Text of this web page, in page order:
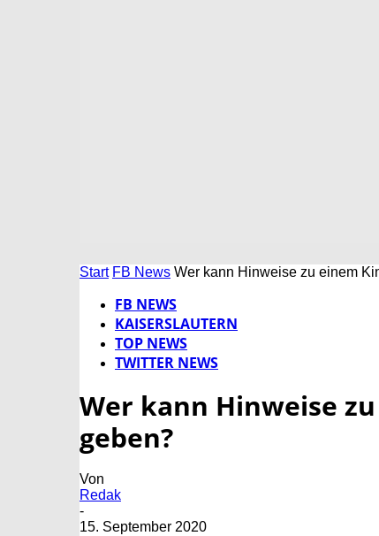
Start FB News Wer kann Hinweise zu einem
FB NEWS
KAISERSLAUTERN
TOP NEWS
TWITTER NEWS
Wer kann Hinweise
geben?
Von
Redak
-
15. September 2020